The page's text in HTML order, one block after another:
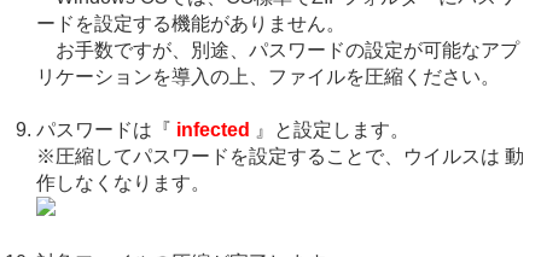
ードを設定する機能がありません。
お手数ですが、別途、パスワードの設定が可能なアプ
リケーションを導入の上、ファイルを圧縮ください。
パスワードは『 infected
』と設定します。
※圧縮してパスワードを設定することで、ウイルスは 動
作しなくなります。